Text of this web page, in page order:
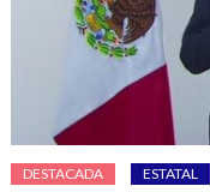
DESTACADA ESTATAL